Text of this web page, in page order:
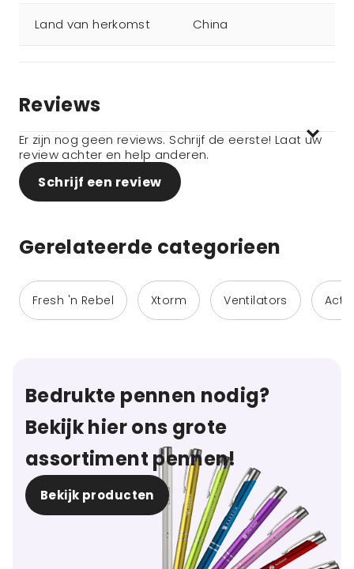
Land van herkomst China
Reviews
Er zijn nog geen reviews. Schrijf de eerste! Laat uw
review achter en help anderen.
Schrijf een review
Gerelateerde categorieen
Fresh 'n Rebel Xtorm Ventilators
Bedrukte pennen nodig?
Bekijk hier ons grote
assortiment pennen!
Bekijk producten